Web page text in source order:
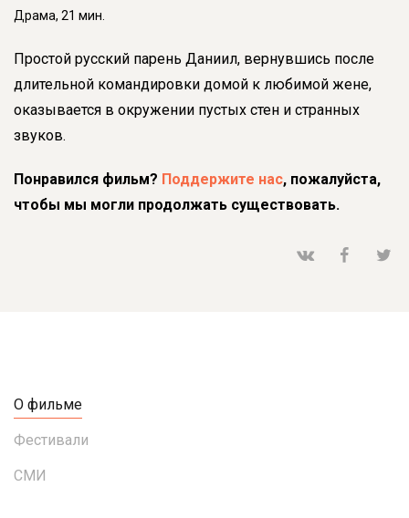
Драма, 21 мин.
Простой русский парень Даниил, вернувшись после
длительной командировки домой к любимой жене,
оказывается в окружении пустых стен и странных
звуков.
Понравился фильм? Поддержите нас, пожалуйста,
чтобы мы могли продолжать существовать.
О фильме
Фестивали
СМИ